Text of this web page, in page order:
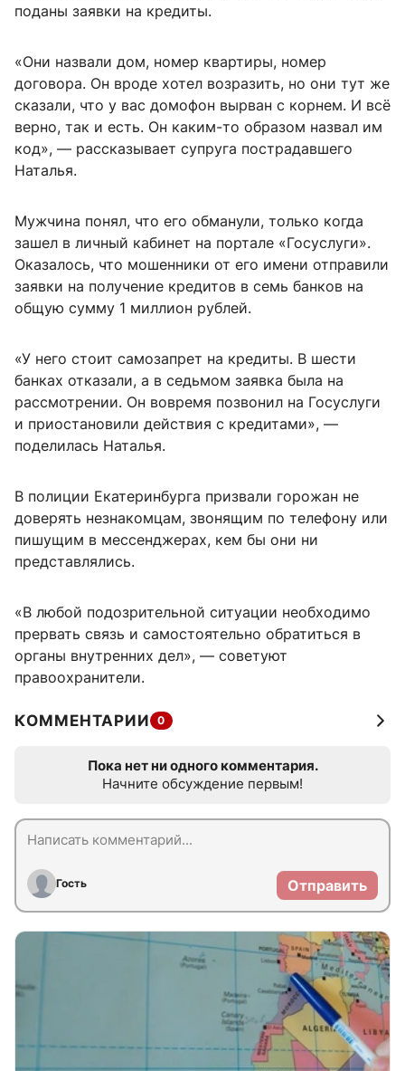
поданы заявки на кредиты.
«Они назвали дом, номер квартиры, номер
договора. Он вроде хотел возразить, но они тут же
сказали, что у вас домофон вырван с корнем. И всё
верно, так и есть. Он каким-то образом назвал им
код», — рассказывает супруга пострадавшего
Наталья.
Мужчина понял, что его обманули, только когда
зашел в личный кабинет на портале «Госуслуги».
Оказалось, что мошенники от его имени отправили
заявки на получение кредитов в семь банков на
общую сумму 1 миллион рублей.
«У него стоит самозапрет на кредиты. В шести
банках отказали, а в седьмом заявка была на
рассмотрении. Он вовремя позвонил на Госуслуги
и приостановили действия с кредитами», —
поделилась Наталья.
В полиции Екатеринбурга призвали горожан не
доверять незнакомцам, звонящим по телефону или
пишущим в мессенджерах, кем бы они ни
представлялись.
«В любой подозрительной ситуации необходимо
прервать связь и самостоятельно обратиться в
органы внутренних дел», — советуют
правоохранители.
КОММЕНТАРИИ 0
Пока нет ни одного комментария.
Начните обсуждение первым!
Гость Отправить